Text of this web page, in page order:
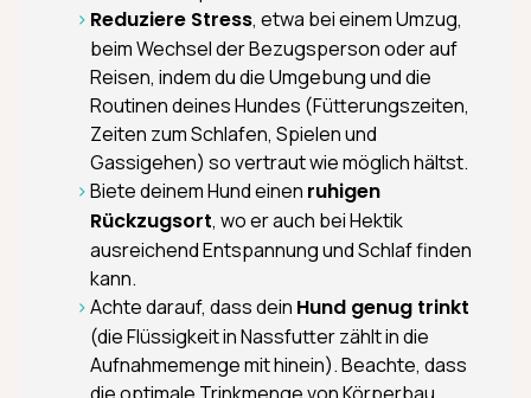
Reduziere Stress, etwa bei einem Umzug,
beim Wechsel der Bezugsperson oder auf
Reisen, indem du die Umgebung und die
Routinen deines Hundes (Fütterungszeiten,
Zeiten zum Schlafen, Spielen und
Gassigehen) so vertraut wie möglich hältst.
Biete deinem Hund einen ruhigen
Rückzugsort, wo er auch bei Hektik
ausreichend Entspannung und Schlaf finden
kann.
Achte darauf, dass dein Hund genug trinkt
(die Flüssigkeit in Nassfutter zählt in die
Aufnahmemenge mit hinein). Beachte, dass